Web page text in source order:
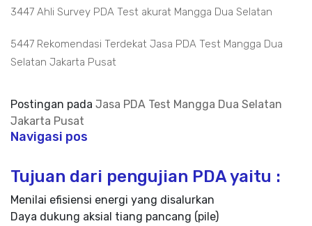
3447 Ahli Survey PDA Test akurat Mangga Dua Selatan
5447 Rekomendasi Terdekat Jasa PDA Test Mangga Dua
Selatan Jakarta Pusat
Postingan pada Jasa PDA Test Mangga Dua Selatan
Jakarta Pusat
Navigasi pos
Tujuan dari pengujian PDA yaitu :
Menilai efisiensi energi yang disalurkan
Daya dukung aksial tiang pancang (pile)